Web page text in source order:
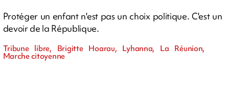
Protéger un enfant n'est pas un choix politique. C'est un
devoir de la République.
Tribune libre, Brigitte Hoarau, Lyhanna, La Réunion,
Marche citoyenne